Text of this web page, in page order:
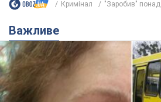
Кримінал "Заробив" понад
Важливе